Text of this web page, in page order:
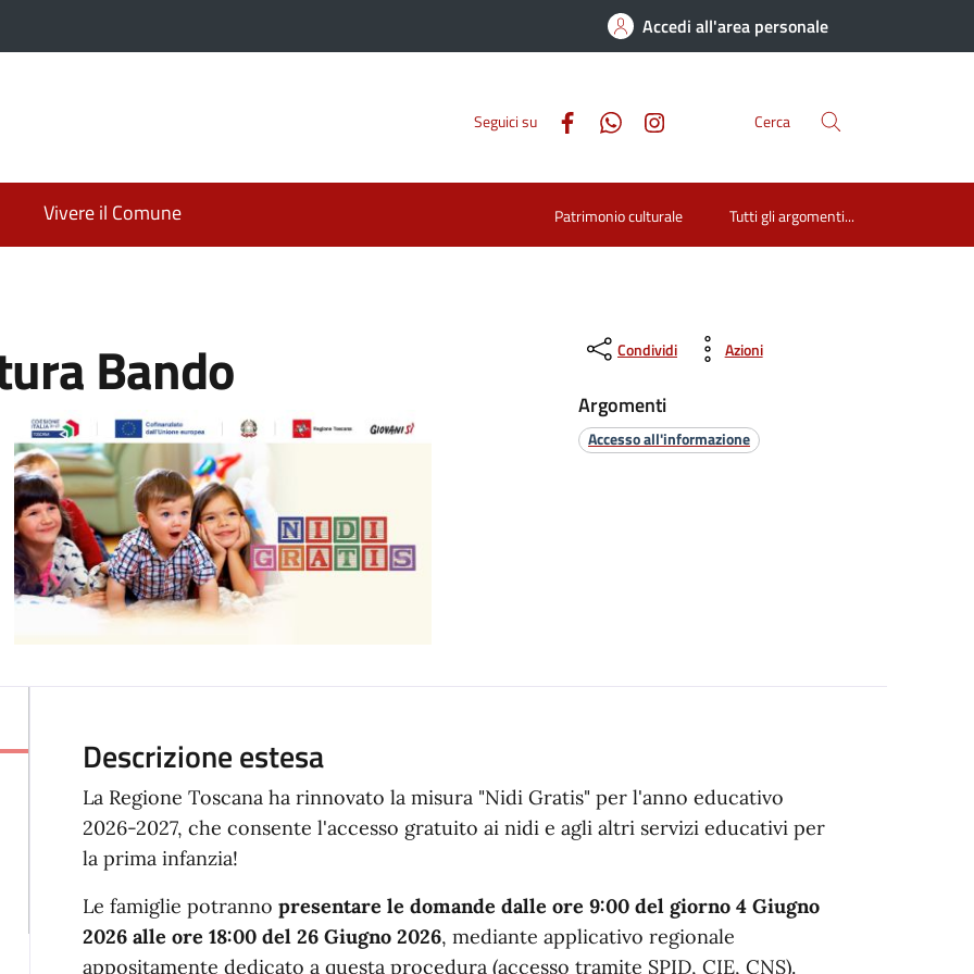
Accedi all'area personale
Seguici su Cerca
Vivere il Comune Patrimonio culturale Tutti gli argomenti...
Bando Condividi Azioni
Argomenti
Accesso all'informazione
Descrizione estesa
La Regione Toscana ha rinnovato la misura "Nidi Gratis" per l'anno educativo
2026-2027, che consente l'accesso gratuito ai nidi e agli altri servizi educativi per
la prima infanzia!
Le famiglie potranno presentare le domande dalle ore 9:00 del giorno 4 Giugno
2026 alle ore 18:00 del 26 Giugno 2026, mediante applicativo regionale
appositamente dedicato a questa procedura (accesso tramite SPID, CIE, CNS).